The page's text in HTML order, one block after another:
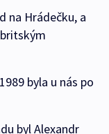
na Hrádečku, a
byla u nás po
byl Alexandr